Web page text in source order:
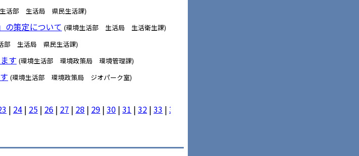
活部 生活局 県民生活課)
の策定について (環境生活部 生活局 生活衛生課)
部 生活局 県民生活課)
す (環境生活部 環境政策局 環境管理課)
(環境生活部 環境政策局 ジオパーク室)
| 24 | 25 | 26 | 27 | 28 | 29 | 30 | 31 | 32 | 33 | 34